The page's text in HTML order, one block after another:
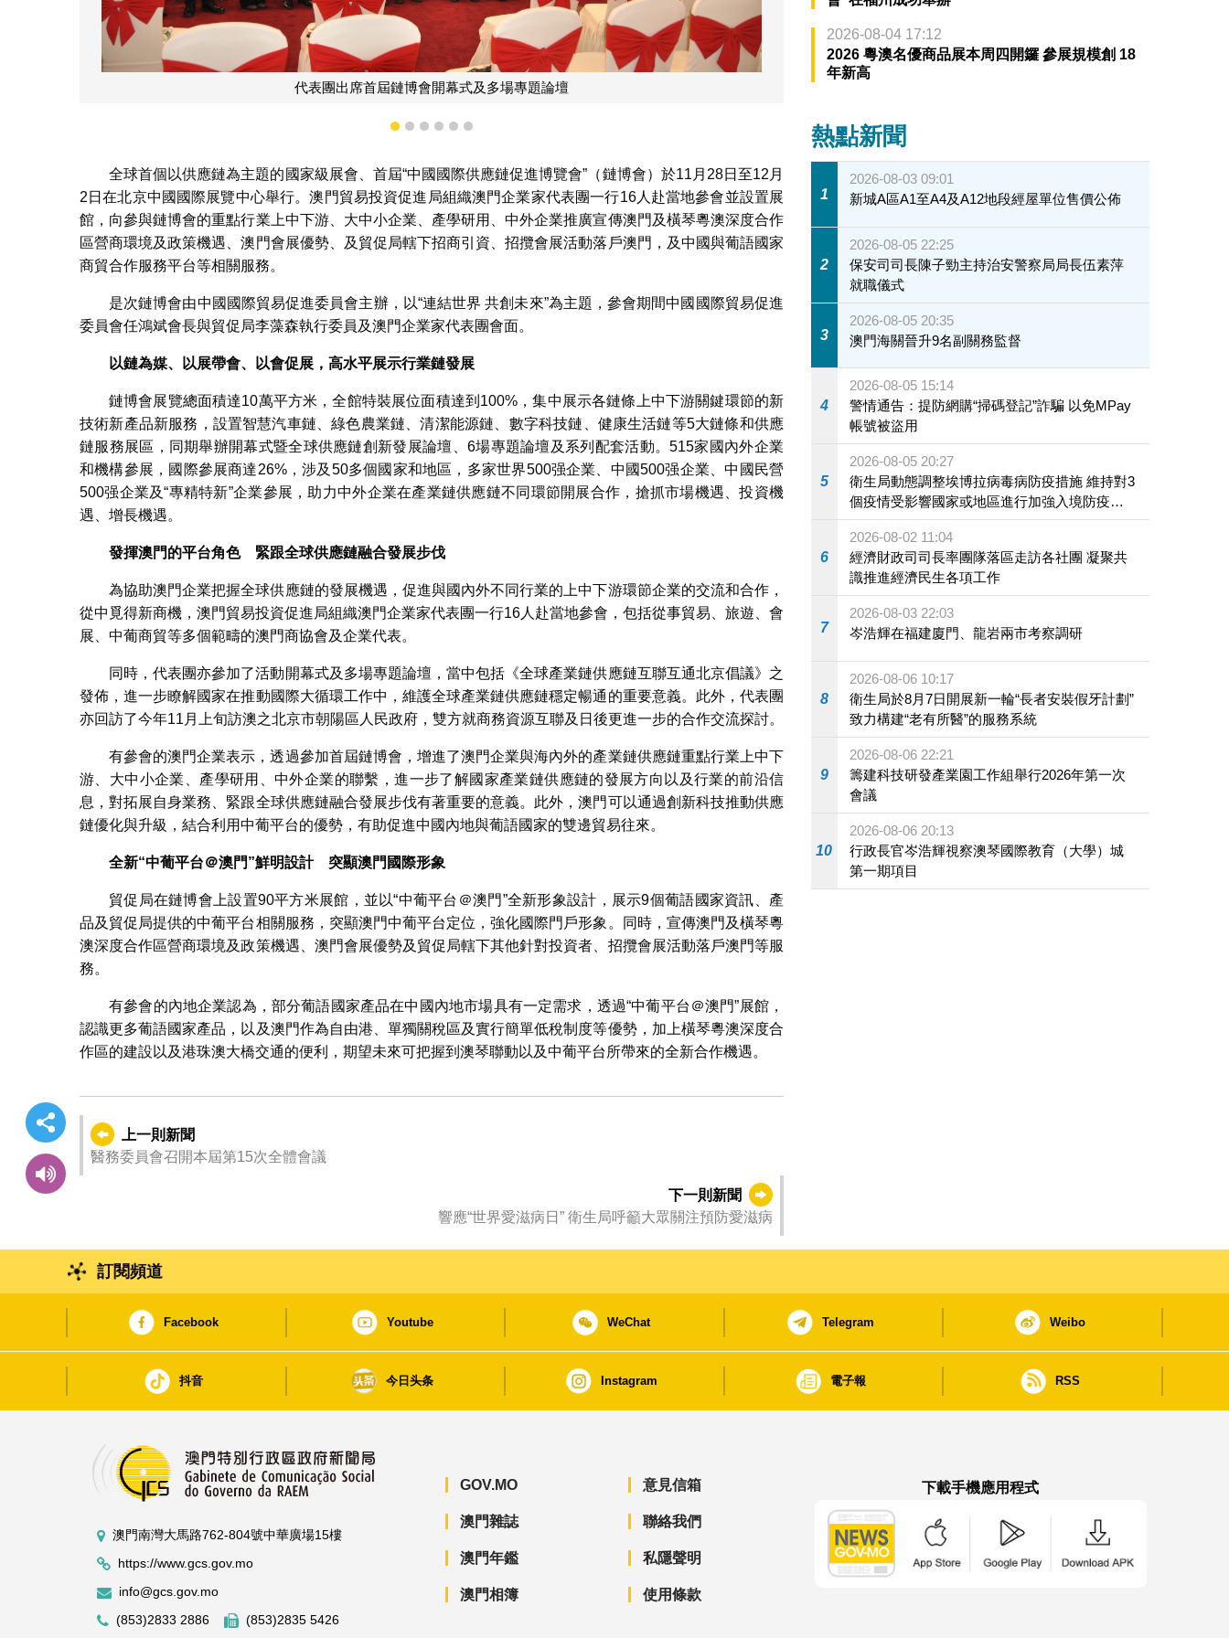
中國國際貿易促進委員會任鴻斌會長與澳門企業家代表團合影
1 2 3 4 5 6
全球首個以供應鏈為主題的國家級展會、首屆“中國國際供應鏈促進博覽會”（鏈博會）於11月28日至12月
2日在北京中國國際展覽中心舉行。澳門貿易投資促進局組織澳門企業家代表團一行16人赴當地參會並設置展
館，向參與鏈博會的重點行業上中下游、大中小企業、產學研用、中外企業推廣宣傳澳門及橫琴粵澳深度合作
區營商環境及政策機遇、澳門會展優勢、及貿促局轄下招商引資、招攬會展活動落戶澳門，及中國與葡語國家
商貿合作服務平台等相關服務。
是次鏈博會由中國國際貿易促進委員會主辦，以“連結世界 共創未來”為主題，參會期間中國國際貿易促進
委員會任鴻斌會長與貿促局李藻森執行委員及澳門企業家代表團會面。
以鏈為媒、以展帶會、以會促展，高水平展示行業鏈發展
鏈博會展覽總面積達10萬平方米，全館特裝展位面積達到100%，集中展示各鏈條上中下游關鍵環節的新
技術新產品新服務，設置智慧汽車鏈、綠色農業鏈、清潔能源鏈、數字科技鏈、健康生活鏈等5大鏈條和供應
鏈服務展區，同期舉辦開幕式暨全球供應鏈創新發展論壇、6場專題論壇及系列配套活動。515家國內外企業
和機構參展，國際參展商達26%，涉及50多個國家和地區，多家世界500强企業、中國500强企業、中國民營
500强企業及“專精特新”企業參展，助力中外企業在產業鏈供應鏈不同環節開展合作，搶抓市場機遇、投資機
遇、增長機遇。
發揮澳門的平台角色 緊跟全球供應鏈融合發展步伐
為協助澳門企業把握全球供應鏈的發展機遇，促進與國內外不同行業的上中下游環節企業的交流和合作，
從中覓得新商機，澳門貿易投資促進局組織澳門企業家代表團一行16人赴當地參會，包括從事貿易、旅遊、會
展、中葡商貿等多個範疇的澳門商協會及企業代表。
同時，代表團亦參加了活動開幕式及多場專題論壇，當中包括《全球產業鏈供應鏈互聯互通北京倡議》之
發佈，進一步瞭解國家在推動國際大循環工作中，維護全球產業鏈供應鏈穩定暢通的重要意義。此外，代表團
亦回訪了今年11月上旬訪澳之北京市朝陽區人民政府，雙方就商務資源互聯及日後更進一步的合作交流探討。
有參會的澳門企業表示，透過參加首屆鏈博會，增進了澳門企業與海內外的產業鏈供應鏈重點行業上中下
游、大中小企業、產學研用、中外企業的聯繫，進一步了解國家產業鏈供應鏈的發展方向以及行業的前沿信
息，對拓展自身業務、緊跟全球供應鏈融合發展步伐有著重要的意義。此外，澳門可以通過創新科技推動供應
鏈優化與升級，結合利用中葡平台的優勢，有助促進中國內地與葡語國家的雙邊貿易往來。
全新“中葡平台＠澳門”鮮明設計 突顯澳門國際形象
貿促局在鏈博會上設置90平方米展館，並以“中葡平台＠澳門”全新形象設計，展示9個葡語國家資訊、產
品及貿促局提供的中葡平台相關服務，突顯澳門中葡平台定位，強化國際門戶形象。同時，宣傳澳門及橫琴粵
澳深度合作區營商環境及政策機遇、澳門會展優勢及貿促局轄下其他針對投資者、招攬會展活動落戶澳門等服
務。
有參會的內地企業認為，部分葡語國家產品在中國內地市場具有一定需求，透過“中葡平台＠澳門”展館，
認識更多葡語國家產品，以及澳門作為自由港、單獨關稅區及實行簡單低稅制度等優勢，加上橫琴粵澳深度合
作區的建設以及港珠澳大橋交通的便利，期望未來可把握到澳琴聯動以及中葡平台所帶來的全新合作機遇。
上一則新聞
醫務委員會召開本屆第15次全體會議
下一則新聞
響應“世界愛滋病日” 衛生局呼籲大眾關注預防愛滋病
2026-08-04 17:12
2026 粵澳名優商品展本周四開鑼 參展規模創 18
年新高
熱點新聞
1
2026-08-03 09:01
新城A區A1至A4及A12地段經屋單位售價公佈
2
2026-08-05 22:25
保安司司長陳子勁主持治安警察局局長伍素萍
就職儀式
3
2026-08-05 20:35
澳門海關晉升9名副關務監督
4
2026-08-05 15:14
警情通告：提防網購“掃碼登記”詐騙 以免MPay
帳號被盜用
5
2026-08-05 20:27
衛生局動態調整埃博拉病毒病防疫措施 維持對3
個疫情受影響國家或地區進行加強入境防疫措
施
6
2026-08-02 11:04
經濟財政司司長率團隊落區走訪各社團 凝聚共
識推進經濟民生各項工作
7
2026-08-03 22:03
岑浩輝在福建廈門、龍岩兩市考察調研
8
2026-08-06 10:17
衛生局於8月7日開展新一輪“長者安裝假牙計劃”
致力構建“老有所醫”的服務系統
9
2026-08-06 22:21
籌建科技研發產業園工作組舉行2026年第一次
會議
10
2026-08-06 20:13
行政長官岑浩輝視察澳琴國際教育（大學）城
第一期項目
訂閱頻道
Facebook Youtube WeChat Telegram Weibo
抖音 今日头条 Instagram 電子報 RSS
澳門南灣大馬路762-804號中華廣場15樓
https://www.gcs.gov.mo
info@gcs.gov.mo
(853)2833 2886
(853)2835 5426
GOV.MO
澳門雜誌
澳門年鑑
澳門相簿
意見信箱
聯絡我們
私隱聲明
使用條款
下載手機應用程式